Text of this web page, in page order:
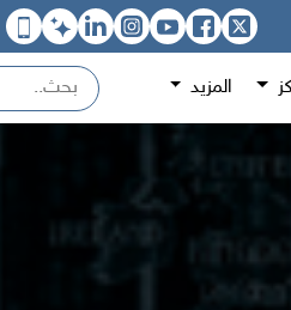
المزيد